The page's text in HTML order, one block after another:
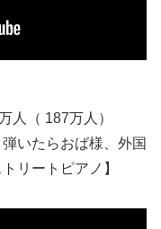
人（ 187万人）
いたらおば様、外国
リートピアノ】